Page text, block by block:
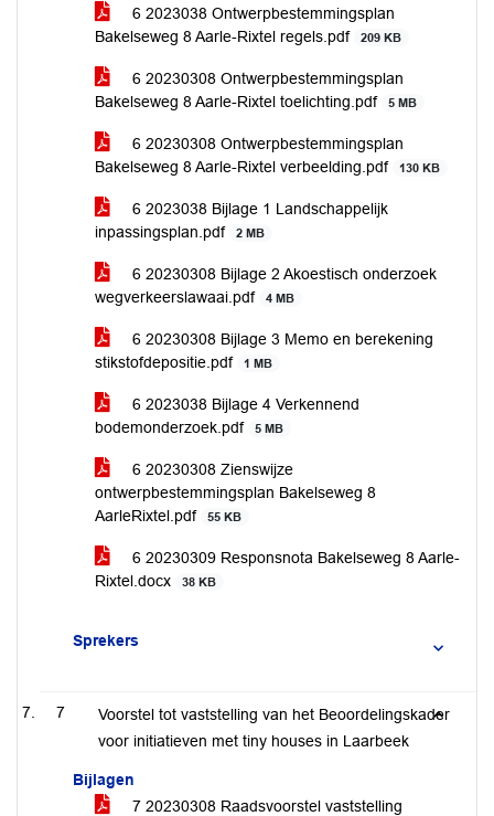
6 2023038 Ontwerpbestemmingsplan
Bakelseweg 8 Aarle-Rixtel regels.pdf
209 KB
6 20230308 Ontwerpbestemmingsplan
Bakelseweg 8 Aarle-Rixtel toelichting.pdf
5 MB
6 20230308 Ontwerpbestemmingsplan
Bakelseweg 8 Aarle-Rixtel verbeelding.pdf
130 KB
6 2023038 Bijlage 1 Landschappelijk
inpassingsplan.pdf
2 MB
6 20230308 Bijlage 2 Akoestisch onderzoek
wegverkeerslawaai.pdf
4 MB
6 20230308 Bijlage 3 Memo en berekening
stikstofdepositie.pdf
1 MB
6 2023038 Bijlage 4 Verkennend
bodemonderzoek.pdf
5 MB
6 20230308 Zienswijze
ontwerpbestemmingsplan Bakelseweg 8
AarleRixtel.pdf
55 KB
6 20230309 Responsnota Bakelseweg 8 Aarle-
Rixtel.docx
38 KB
Sprekers
7
Voorstel tot vaststelling van het Beoordelingskader
voor initiatieven met tiny houses in Laarbeek
Bijlagen
7 20230308 Raadsvoorstel vaststelling